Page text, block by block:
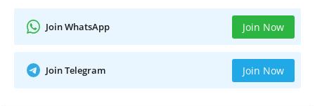
Join WhatsApp Join Now
Join Telegram Join Now